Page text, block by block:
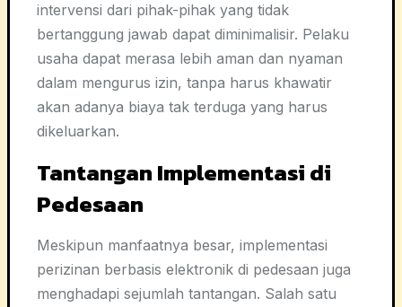
intervensi dari pihak-pihak yang tidak
bertanggung jawab dapat diminimalisir. Pelaku
usaha dapat merasa lebih aman dan nyaman
dalam mengurus izin, tanpa harus khawatir
akan adanya biaya tak terduga yang harus
dikeluarkan.
Tantangan Implementasi di
Pedesaan
Meskipun manfaatnya besar, implementasi
perizinan berbasis elektronik di pedesaan juga
menghadapi sejumlah tantangan. Salah satu